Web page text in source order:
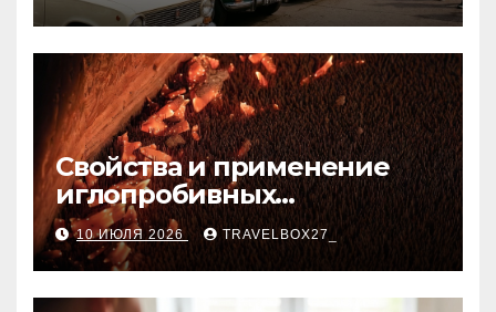
Свойства и применение
иглопробивных
базальтовых огнеупорных
матов
10 ИЮЛЯ 2026 TRAVELBOX27_